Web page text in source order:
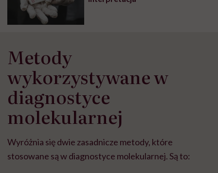
Metody
wykorzystywane w
diagnostyce
molekularnej
Wyróżnia się dwie zasadnicze metody, które
stosowane są w diagnostyce molekularnej. Są to: